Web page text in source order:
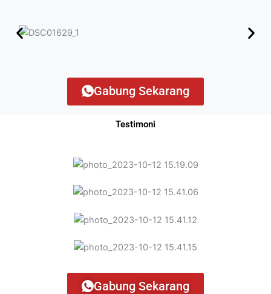
Gabung Sekarang
Testimoni
Gabung Sekarang